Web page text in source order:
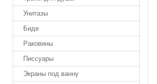
Унитазы
Биде
Раковины
Писсуары
Экраны под ванну